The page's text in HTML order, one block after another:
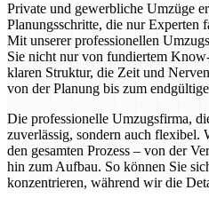
Private und gewerbliche Umzüge
Planungsschritte, die nur Experten
Mit unserer professionellen
Sie nicht nur von fundiertem
klaren Struktur, die Zeit und
von der Planung bis zum
Die professionelle Umzugsfirma,
zuverlässig, sondern auch flexibel.
den gesamten Prozess – von der
hin zum Aufbau. So können Sie
konzentrieren, während wir die